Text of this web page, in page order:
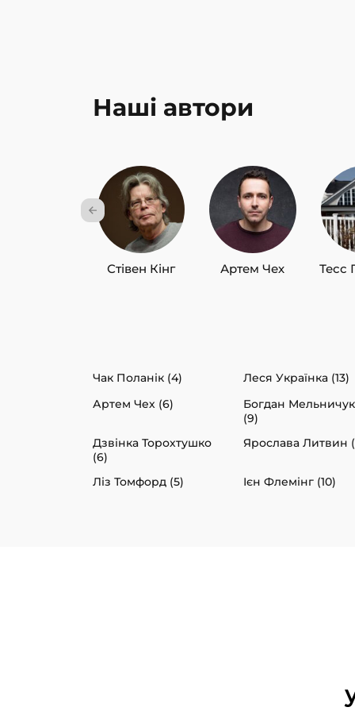
Наші автори
Стівен Кінг Артем Чех Тесс
Чак Поланік (4)
Леся Українка (13)
Артем Чех (6)
Богдан Мельничук
(9)
Дзвінка Торохтушко
(6)
Ярослава Литвин
Ліз Томфорд (5) Ієн Флемінг (10)